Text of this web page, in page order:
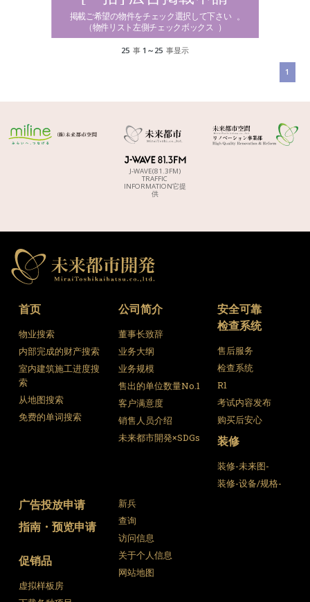
25 事 1～25 事显示
1
J-WAVE(81.3FM)
TRAFFIC
INFORMATION它提
供
首页
物业搜索
内部完成的财产搜索
室内建筑施工进度搜
索
从地图搜索
免费的单词搜索
公司简介
董事长致辞
业务大纲
业务规模
售出的单位数量No.1
客户满意度
销售人员介绍
未来都市開発×SDGs
安全可靠
检查系统
售后服务
检查系统
R1
考试内容发布
购买后安心
装修
装修-未来图-
装修-设备/规格-
广告投放申请
指南・预览申请
促销品
虚拟样板房
新兵
查询
访问信息
关于个人信息
网站地图